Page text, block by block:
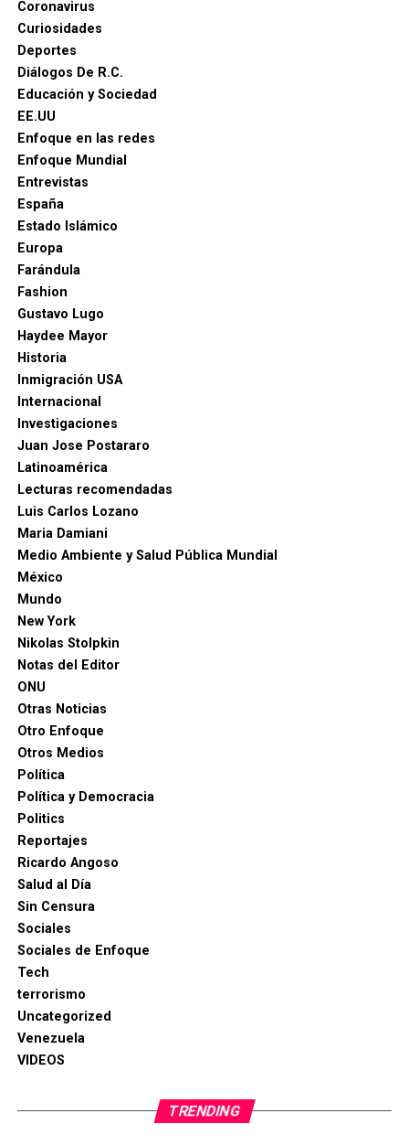
Agencias.
Coronavirus
Curiosidades
Deportes
Diálogos De R.C.
Educación y Sociedad
EE.UU
Enfoque en las redes
Enfoque Mundial
Entrevistas
España
Estado Islámico
Europa
Farándula
Fashion
Gustavo Lugo
Haydee Mayor
Historia
Inmigración USA
Internacional
Investigaciones
Juan Jose Postararo
Latinoamérica
Lecturas recomendadas
Luis Carlos Lozano
Maria Damiani
Medio Ambiente y Salud Pública Mundial
México
Mundo
New York
Nikolas Stolpkin
Notas del Editor
ONU
Otras Noticias
Otro Enfoque
Otros Medios
Política
Política y Democracia
Politics
Reportajes
Ricardo Angoso
Salud al Día
Sin Censura
Sociales
Sociales de Enfoque
Tech
terrorismo
Uncategorized
Venezuela
VIDEOS
TRENDING